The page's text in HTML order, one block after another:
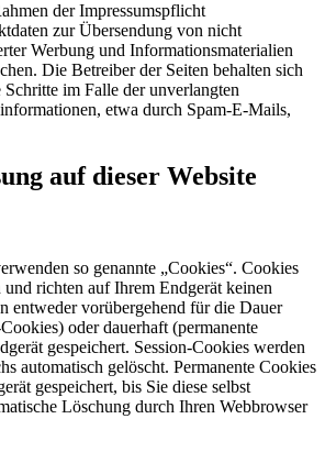
der Impressumspflicht
zur Übersendung von nicht
Werbung und Informationsmaterialien
Die Betreiber der Seiten behalten sich
im Falle der unverlangten
etwa durch Spam-E-Mails,
auf dieser Website
so genannte „Cookies“. Cookies
richten auf Ihrem Endgerät keinen
entweder vorübergehend für die Dauer
oder dauerhaft (permanente
gespeichert. Session-Cookies werden
automatisch gelöscht. Permanente Cookies
gespeichert, bis Sie diese selbst
Löschung durch Ihren Webbrowser